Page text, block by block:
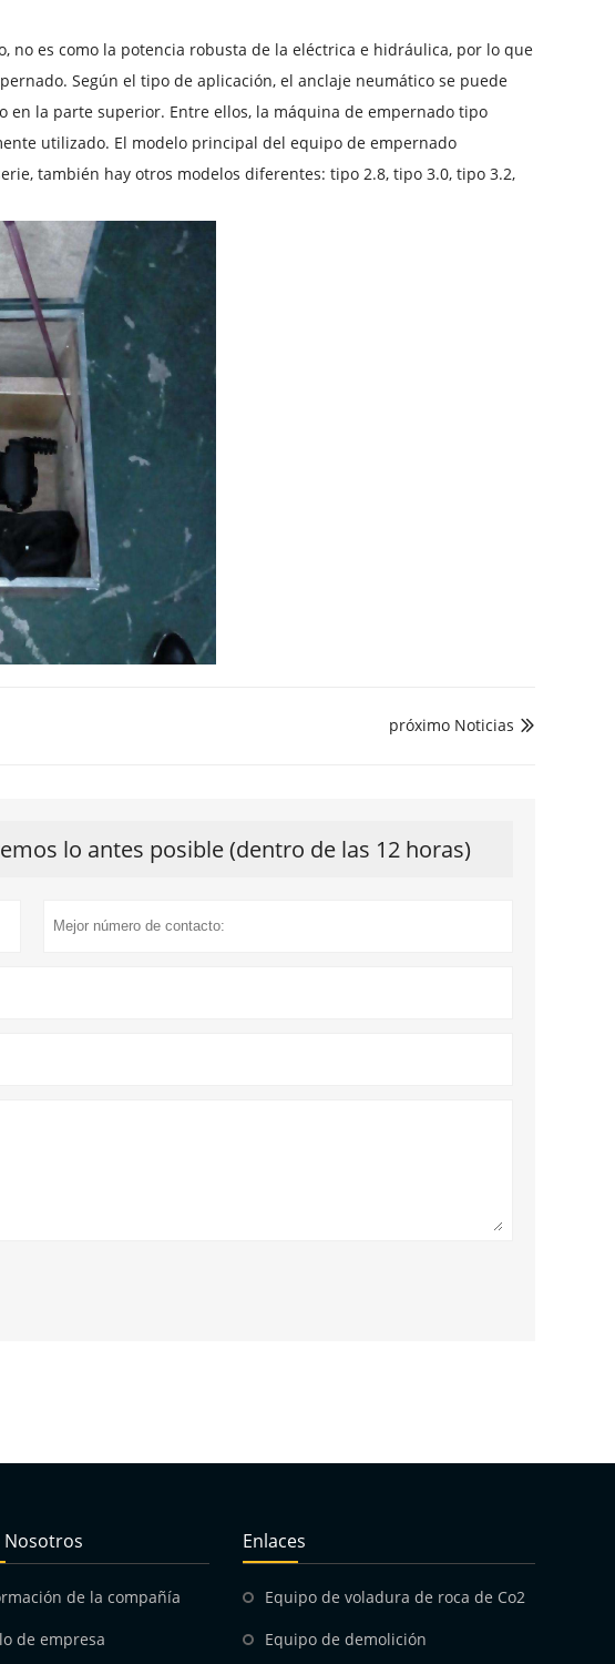
es como la potencia robusta de la eléctrica e hidráulica, por lo que
Según el tipo de aplicación, el anclaje neumático se puede
la parte superior. Entre ellos, la máquina de empernado tipo
utilizado. El modelo principal del equipo de empernado
también hay otros modelos diferentes: tipo 2.8, tipo 3.0, tipo 3.2,

próximo Noticias
lo antes posible (dentro de las 12 horas)
Nosotros
de la compañía
de empresa
Enlaces
Equipo de voladura de roca de Co2
Equipo de demolición